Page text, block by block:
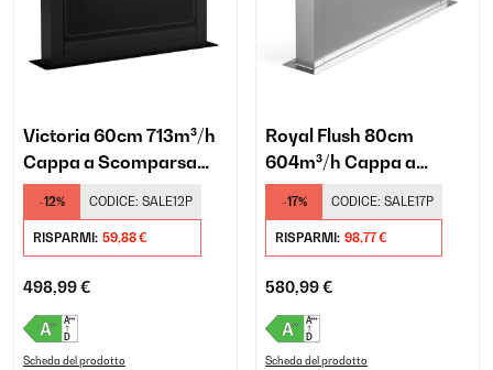
Victoria 60cm 713m³/h
Cappa a Scomparsa
Nero
-12% CODICE: SALE12P
RISPARMI: 59,88 €
498,99 €
Scheda del prodotto
Royal Flush 80cm
604m³/h Cappa a
Scomparsa Argento
-17% CODICE: SALE17P
RISPARMI: 98,77 €
580,99 €
Scheda del prodotto